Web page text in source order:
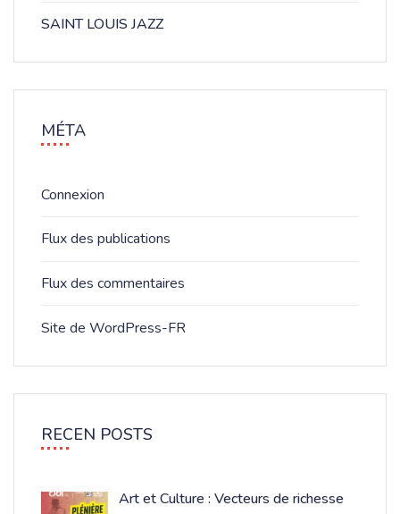
SAINT LOUIS JAZZ
MÉTA
Connexion
Flux des publications
Flux des commentaires
Site de WordPress-FR
RECEN POSTS
Art et Culture : Vecteurs de richesse